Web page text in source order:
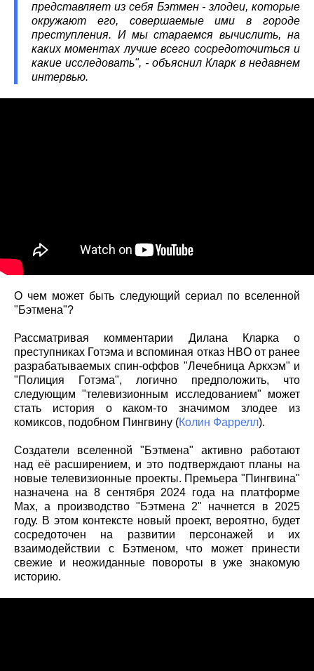
представляет из себя Бэтмен - злодеи, которые
окружают его, совершаемые ими в городе
преступления. И мы стараемся вычислить, на
каких моментах лучше всего сосредоточиться и
какие исследовать", - объяснил Кларк в недавнем
интервью.
О чем может быть следующий сериал по вселенной
"Бэтмена"?
Рассматривая комментарии Дилана Кларка о
преступниках Готэма и вспоминая отказ HBO от ранее
разрабатываемых спин-оффов "Лечебница Аркхэм" и
"Полиция Готэма", логично предположить, что
следующим "телевизионным исследованием" может
стать история о каком-то значимом злодее из
комиксов, подобном Пингвину (Колин Фаррелл).
Создатели вселенной "Бэтмена" активно работают
над её расширением, и это подтверждают планы на
новые телевизионные проекты. Премьера "Пингвина"
назначена на 8 сентября 2024 года на платформе
Max, а производство "Бэтмена 2" начнется в 2025
году. В этом контексте новый проект, вероятно, будет
сосредоточен на развитии персонажей и их
взаимодействии с Бэтменом, что может принести
свежие и неожиданные повороты в уже знакомую
историю.